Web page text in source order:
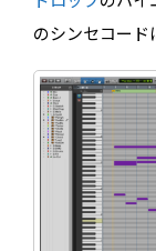
のシンセコード